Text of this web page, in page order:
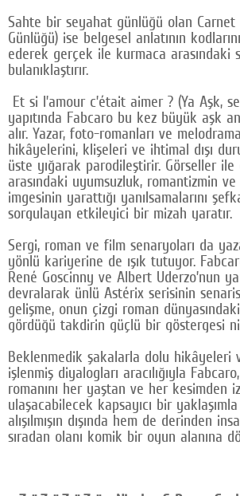
Sahte bir seyahat günlüğü olan Carnet
Günlüğü) ise belgesel anlatının
ederek gerçek ile kurmaca arasındaki
bulanıklaştırır.
Et si l’amour c’était aimer ? (Ya Aşk,
yapıtında Fabcaro bu kez büyük aşk
alır. Yazar, foto-romanları ve
hikâyelerini, klişeleri ve ihtimal dışı
üste yığarak parodileştirir. Görseller
arasındaki uyumsuzluk, romantizmin
imgesinin yarattığı yanılsamalarını
sorgulayan etkileyici bir mizah yaratır.
Sergi, roman ve film senaryoları da
yönlü kariyerine de ışık tutuyor.
René Goscinny ve Albert Uderzo’nun
devralarak ünlü Astérix serisinin
gelişme, onun çizgi roman
gördüğü takdirin güçlü bir göstergesi
Beklenmedik şakalarla dolu hikâyeleri
işlenmiş diyalogları aracılığıyla
romanını her yaştan ve her kesimden
ulaşacabilecek kapsayıcı bir
alışılmışın dışında hem de derinden
sıradan olanı komik bir oyun alanına